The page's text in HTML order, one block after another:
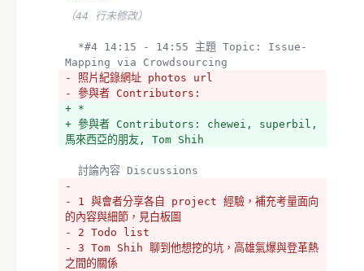
（44 行未修改）
Mapping via Crowdsourcing
- 照片紀錄網址 photos url
- 參與者 Contributors:
+ *
+ 參與者 Contributors: chewei, superbil,
馬來西亞的朋友, Tom Shih
  討論內容 Discussions
-
- 1 與會者分享各自 project 經驗，補充考量面向
的內容與細節，見白板圖
- 2 Todo list
- 3 Tom Shih 聊到他想挖的坑，高雄氣爆與登革熱
之間的關係